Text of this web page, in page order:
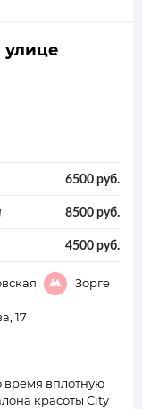
улице
6500 руб.
8500 руб.
4500 руб.
Зорге
17
вплотную
красоты City